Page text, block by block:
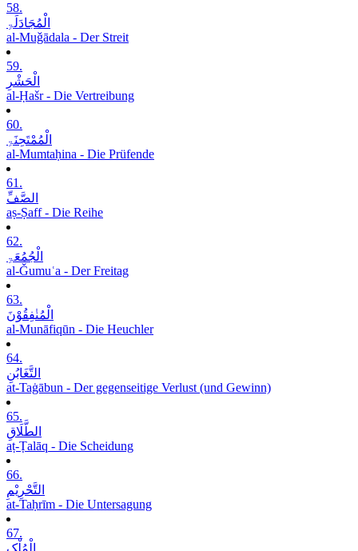
58.
الْمُجَادَلَۃِ
al-Muǧādala - Der Streit
59.
الْحَشْرِ
al-Ḥašr - Die Vertreibung
60.
الْمُمْتَحِنَۃِ
al-Mumtaḥina - Die Prüfende
61.
الصَّفِّ
aṣ-Ṣaff - Die Reihe
62.
الْجُمُعَۃِ
al-Ǧumuʿa - Der Freitag
63.
الْمُنٰفِقُوْنَ
al-Munāfiqūn - Die Heuchler
64.
التَّغَابُنِ
at-Taġābun - Der gegenseitige Verlust (und Gewinn)
65.
الطَّلَاقِ
aṭ-Ṭalāq - Die Scheidung
66.
التَّحْرِیْمِ
at-Taḥrīm - Die Untersagung
67.